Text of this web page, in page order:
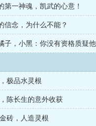
第一神魂，凯武的心意！
信念，为什么不能？
极品水灵根
陈长生的意外收获
砖，人造灵根